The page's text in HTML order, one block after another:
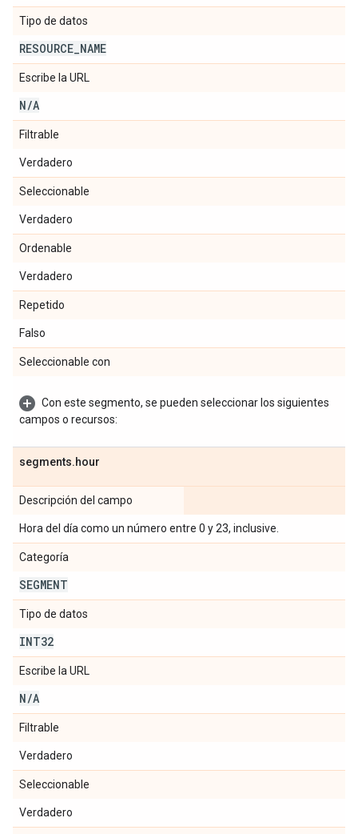
Tipo de datos
RESOURCE NAME
Escribe la URL
N/A
Filtrable
Verdadero
Seleccionable
Verdadero
Ordenable
Verdadero
Repetido
Falso
Seleccionable con
Con este segmento, se pueden seleccionar los siguientes
campos o recursos:
segments.hour
Descripción del campo
Hora del día como un número entre 0 y 23, inclusive.
Categoría
SEGMENT
Tipo de datos
INT32
Escribe la URL
N/A
Filtrable
Verdadero
Seleccionable
Verdadero